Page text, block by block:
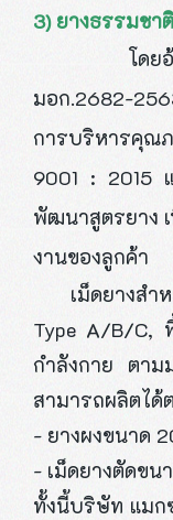
3) ยางธรรมชา
โดยอ้างอิง
มอก.2682-
การบริหารคุ
9001 : 2015
พัฒนาสูตรยาง
งานของลูกค้า
เม็ดยางสำห
Type A/B/C,
กำลังกาย ตา
สามารถผลิตได้
- ยางผงขนาด
- เม็ดยางตัดขน
ทั้งนี้บริษัท แมก